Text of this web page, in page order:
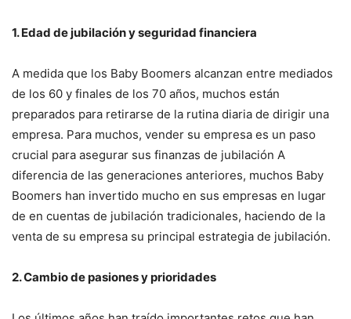
1. Edad de jubilación y seguridad financiera
A medida que los Baby Boomers alcanzan entre mediados
de los 60 y finales de los 70 años, muchos están
preparados para retirarse de la rutina diaria de dirigir una
empresa. Para muchos, vender su empresa es un paso
crucial para asegurar sus finanzas de jubilación A
diferencia de las generaciones anteriores, muchos Baby
Boomers han invertido mucho en sus empresas en lugar
de en cuentas de jubilación tradicionales, haciendo de la
venta de su empresa su principal estrategia de jubilación.
2. Cambio de pasiones y prioridades